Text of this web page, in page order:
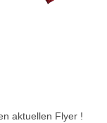
aktuellen Flyer !